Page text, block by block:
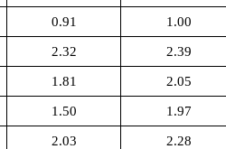
0.91 1.00
2.32 2.39
1.81 2.05
1.50 1.97
2.03 2.28